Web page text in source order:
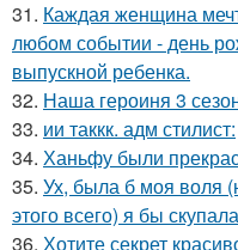
31. Каждая женщина
любом событии - день
выпускной ребенка.
32. Наша героиня 3
33. ии таккк. адм стилист:
34. Ханьфу были
35. Ух, была б моя воля
этого всего) я бы
36. Хотите секрет